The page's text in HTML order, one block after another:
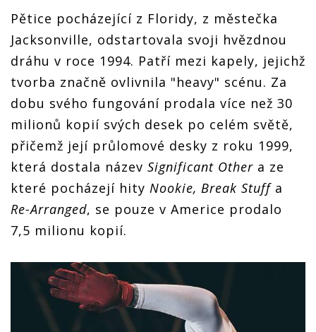
Pětice pocházející z Floridy, z městečka
Jacksonville, odstartovala svoji hvězdnou
dráhu v roce 1994. Patří mezi kapely, jejichž
tvorba značně ovlivnila "heavy" scénu. Za
dobu svého fungování prodala více než 30
milionů kopií svých desek po celém světě,
přičemž její průlomové desky z roku 1999,
která dostala název Significant Other a ze
které pocházejí hity Nookie, Break Stuffa
Re-Arranged, se pouze v Americe prodalo
7,5 milionu kopií.